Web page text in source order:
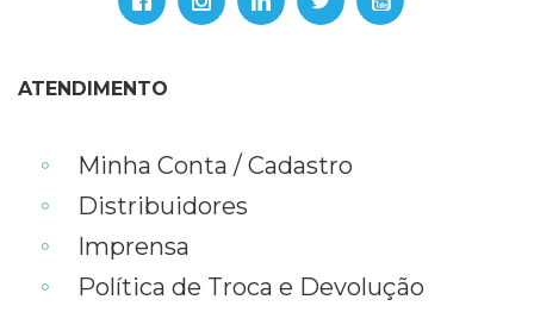
ATENDIMENTO
Minha Conta / Cadastro
Distribuidores
Imprensa
Política de Troca e Devolução